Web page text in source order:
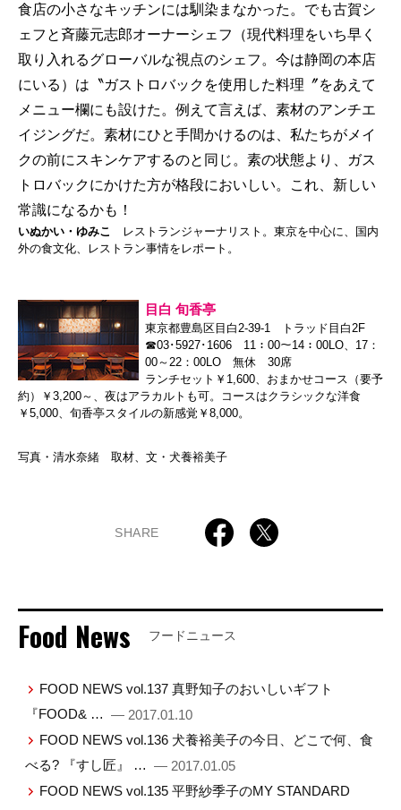
食店の小さなキッチンには馴染まなかった。でも古賀シ
ェフと斉藤元志郎オーナーシェフ（現代料理をいち早く
取り入れるグローバルな視点のシェフ。今は静岡の本店
にいる）は〝ガストロバックを使用した料理〞をあえて
メニュー欄にも設けた。例えて言えば、素材のアンチエ
イジングだ。素材にひと手間かけるのは、私たちがメイ
クの前にスキンケアするのと同じ。素の状態より、ガス
トロバックにかけた方が格段においしい。これ、新しい
常識になるかも！
いぬかい・ゆみこ
レストランジャーナリスト。東京を中心に、国内
外の食文化、レストラン事情をレポート。
目白 旬香亭
東京都豊島区目白2-39-1 トラッド目白2F
☎03･5927･1606 11：00～14：00LO、17：
00～22：00LO 無休 30席
ランチセット￥1,600、おまかせコース（要予
約）￥3,200～、夜はアラカルトも可。コースはクラシックな洋食
￥5,000、旬香亭スタイルの新感覚￥8,000。
写真・清水奈緒 取材、文・犬養裕美子
SHARE
Food News フードニュース
FOOD NEWS vol.137 真野知子のおいしいギフト
『FOOD& … — 2017.01.10
FOOD NEWS vol.136 犬養裕美子の今日、どこで何、食
べる? 『すし匠』 … — 2017.01.05
FOOD NEWS vol.135 平野紗季子のMY STANDARD